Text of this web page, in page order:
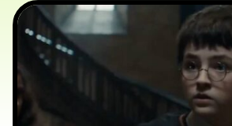
Рубрики
Новости
Лучшее